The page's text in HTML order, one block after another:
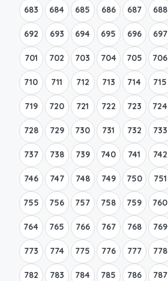
683 684 685 686 687 688
692 693 694 695 696 697
701 702 703 704 705 706
710 711 712 713 714 715
719 720 721 722 723 724
728 729 730 731 732 733
737 738 739 740 741 742
746 747 748 749 750 751
755 756 757 758 759 760
764 765 766 767 768 769
773 774 775 776 777 778
782 783 784 785 786 787